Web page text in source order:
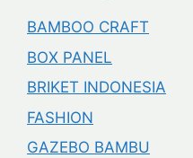
BAMBOO CRAFT
BOX PANEL
BRIKET INDONESIA
FASHION
GAZEBO BAMBU